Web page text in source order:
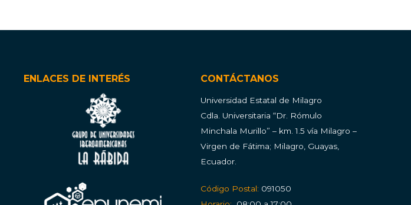
ENLACES DE INTERÉS CONTÁCTANOS
Universidad Estatal de Milagro
Cdla. Universitaria “Dr. Rómulo
Minchala Murillo” – km. 1.5 vía Milagro –
Virgen de Fátima; Milagro, Guayas,
Ecuador.
Código Postal: 091050